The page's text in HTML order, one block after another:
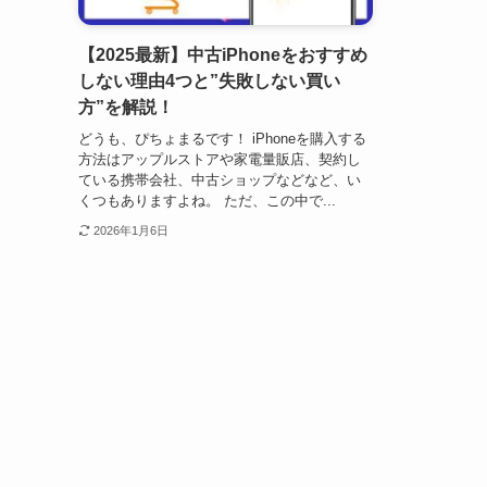
【2025最新】中古iPhoneをおすすめ
しない理由4つと”失敗しない買い
方”を解説！
どうも、ぴちょまるです！ iPhoneを購入する
方法はアップルストアや家電量販店、契約し
ている携帯会社、中古ショップなどなど、い
くつもありますよね。 ただ、この中で...
2026年1月6日